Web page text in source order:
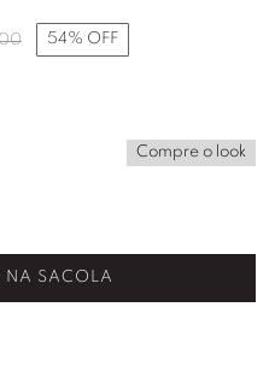
54% OFF
Compre o look
NA SACOLA